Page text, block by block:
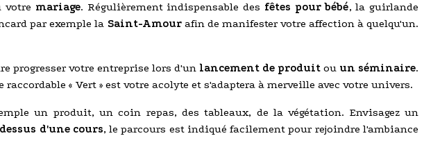
votre mariage. Régulièrement indispensable des fêtes pour bébé, la guirlande
par exemple la Saint-Amourafin de manifester votre affection à quelqu'un.
progresser votre entreprise lors d'un lancement de produit ou un séminaire.
raccordable « Vert » est votre acolyte et s'adaptera à merveille avec votre univers.
un produit, un coin repas, des tableaux, de la végétation. Envisagez un
d'une cours, le parcours est indiqué facilement pour rejoindre l'ambiance